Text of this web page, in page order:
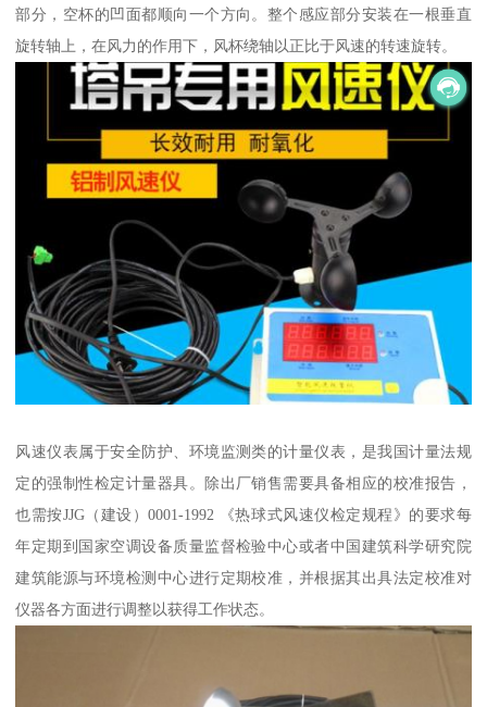
部分，空杯的凹面都顺向一个方向。整个感应部分安装在一根垂直
旋转轴上，在风力的作用下，风杯绕轴以正比于风速的转速旋转。
风速仪表属于安全防护、环境监测类的计量仪表，是我国计量法规
定的强制性检定计量器具。除出厂销售需要具备相应的校准报告，
也需按JJG（建设）0001-1992 《热球式风速仪检定规程》的要求每
年定期到国家空调设备质量监督检验中心或者中国建筑科学研究院
建筑能源与环境检测中心进行定期校准，并根据其出具法定校准对
仪器各方面进行调整以获得工作状态。